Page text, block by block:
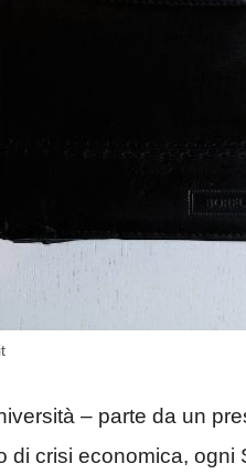
– parte da un
di crisi economica, ogni